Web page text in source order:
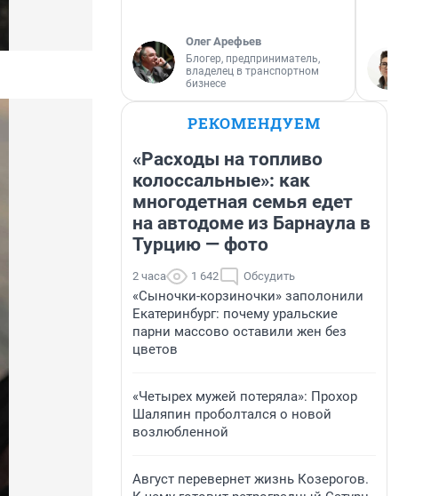
Олег Арефьев
Блогер, предприниматель,
владелец в транспортном
бизнесе
РЕКОМЕНДУЕМ
«Расходы на топливо
колоссальные»: как
многодетная семья едет
на автодоме из Барнаула в
Турцию — фото
2 часа 1 642 Обсудить
«Сыночки-корзиночки» заполонили
Екатеринбург: почему уральские
парни массово оставили жен без
цветов
«Четырех мужей потеряла»: Прохор
Шаляпин проболтался о новой
возлюбленной
Август перевернет жизнь Козерогов.